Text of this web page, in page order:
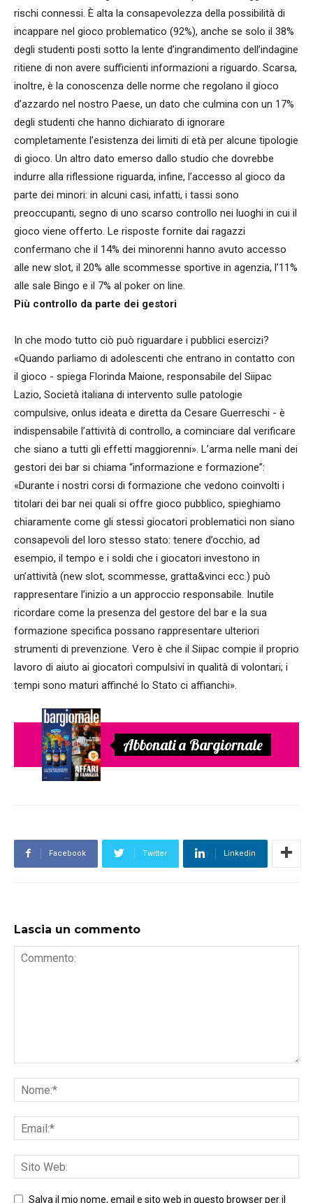
rischi connessi. È alta la consapevolezza della possibilità di
incappare nel gioco problematico (92%), anche se solo il 38%
degli studenti posti sotto la lente d’ingrandimento dell’indagine
ritiene di non avere sufficienti informazioni a riguardo. Scarsa,
inoltre, è la conoscenza delle norme che regolano il gioco
d’azzardo nel nostro Paese, un dato che culmina con un 17%
degli studenti che hanno dichiarato di ignorare
completamente l’esistenza dei limiti di età per alcune tipologie
di gioco. Un altro dato emerso dallo studio che dovrebbe
indurre alla riflessione riguarda, infine, l’accesso al gioco da
parte dei minori: in alcuni casi, infatti, i tassi sono
preoccupanti, segno di uno scarso controllo nei luoghi in cui il
gioco viene offerto. Le risposte fornite dai ragazzi
confermano che il 14% dei minorenni hanno avuto accesso
alle new slot, il 20% alle scommesse sportive in agenzia, l’11%
alle sale Bingo e il 7% al poker on line.
Più controllo da parte dei gestori
In che modo tutto ciò può riguardare i pubblici esercizi?
«Quando parliamo di adolescenti che entrano in contatto con
il gioco - spiega Florinda Maione, responsabile del Siipac
Lazio, Società italiana di intervento sulle patologie
compulsive, onlus ideata e diretta da Cesare Guerreschi - è
indispensabile l’attività di controllo, a cominciare dal verificare
che siano a tutti gli effetti maggiorenni». L’arma nelle mani dei
gestori dei bar si chiama “informazione e formazione”:
«Durante i nostri corsi di formazione che vedono coinvolti i
titolari dei bar nei quali si offre gioco pubblico, spieghiamo
chiaramente come gli stessi giocatori problematici non siano
consapevoli del loro stesso stato: tenere d’occhio, ad
esempio, il tempo e i soldi che i giocatori investono in
un’attività (new slot, scommesse, gratta&vinci ecc.) può
rappresentare l’inizio a un approccio responsabile. Inutile
ricordare come la presenza del gestore del bar e la sua
formazione specifica possano rappresentare ulteriori
strumenti di prevenzione. Vero è che il Siipac compie il proprio
lavoro di aiuto ai giocatori compulsivi in qualità di volontari; i
tempi sono maturi affinché lo Stato ci affianchi».
Abbonati a Bargiornale
Facebook Twitter Linkedin
Lascia un commento
Salva il mio nome, email e sito web in questo browser per il